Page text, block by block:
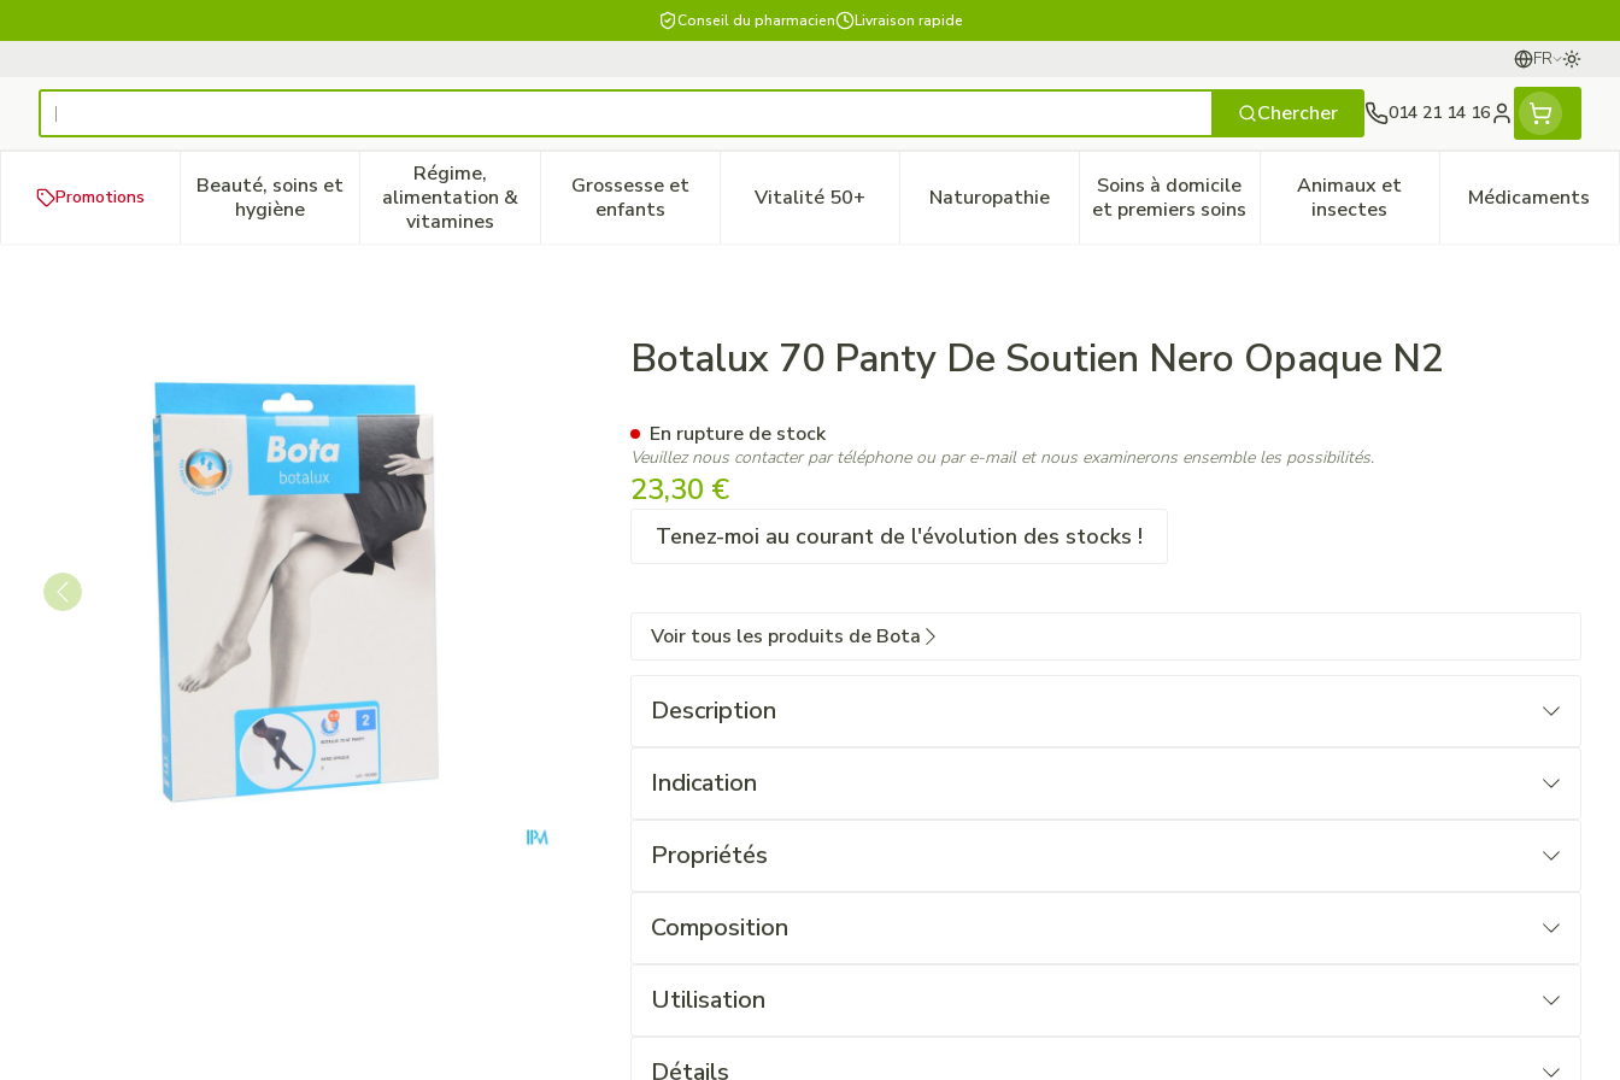
Conseil du pharmacien Livraison rapide
FR
Langues
Rechercher
Chercher 014 21 14 16
Menu client
Promotions
Beauté, soins et
hygièneAfficher le sous-menu pour la catégorie Beauté, soins et hygiène
Régime,
alimentation &
vitamines
Afficher le sous-menu pour la catégorie Régime, alimentation & vitamines
Grossesse et
enfantsAfficher le sous-menu pour la catégorie Grossesse et enfants
Vitalité 50+Afficher le sous-menu pour la catégorie Vitalité 50+
NaturopathieAfficher le sous-menu pour la catégorie Naturopathie
Soins à domicile
et premiers soinsAfficher le sous-menu pour la catégorie Soins à
Animaux et
insectesAfficher le sous-menu pour
Médicaments
Afficher
Botalux 70 Panty De Soutien Nero Opaque N2Botalux 70 Panty De Soutien Nero Opaque N2
23,30 €
Tenez-moi au courant de l'évolution des stocks !
En rupture de stock
Veuillez nous contacter par téléphone ou par e-mail et nous examinerons ensemble les possibilités.
Voir tous les produits de Bota
Description
Indication
Propriétés
Composition
Utilisation
Détails